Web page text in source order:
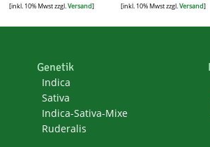
[inkl. 10% Mwst zzgl.Versand] [inkl. 10% Mwst zzgl.Versand]
Genetik
Indica
Sativa
Indica-Sativa-Mixe
Ruderalis